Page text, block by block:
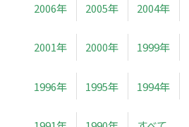
2006年 2005年 2004年
2001年 2000年 1999年
1996年 1995年 1994年